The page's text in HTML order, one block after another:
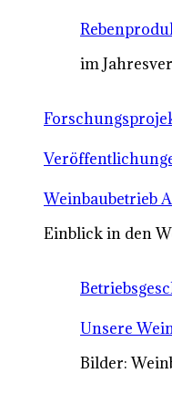
im
Weinbaubetrieb
Einblick in den
Unsere
Bilder: